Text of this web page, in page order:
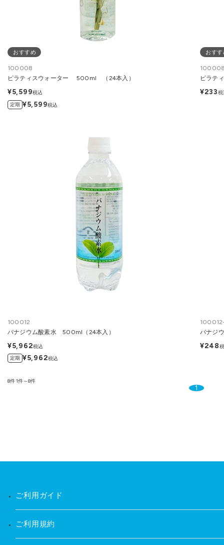
おすすめ
100008
ピラティスウォーター 500ml （24本入）
¥5,599税込
定期 ¥5,599税込
おすす
ピラテ
¥233税
100012
バナジウム酸素水 500ml（24本入）
¥5,962税込
定期 ¥5,962税込
バナジ
¥248
8件1件～8件
1
ご利用ガイド
ご利用規約